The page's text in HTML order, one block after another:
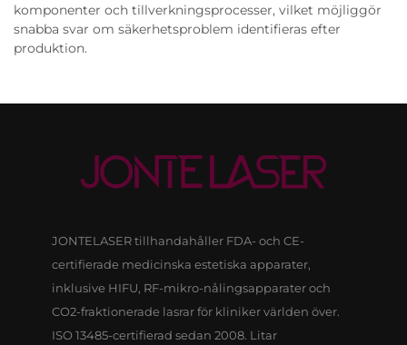
komponenter och tillverkningsprocesser, vilket möjliggör
snabba svar om säkerhetsproblem identifieras efter
produktion.
JONTELASER tillhandahåller FDA- och CE-
certifierade medicinska estetiska apparater,
inklusive HIFU, RF-mikro-nålingsapparater och
CO2-fraktionerade lasrar för kliniker världen över.
ISO 13485-certifierad sedan 2008. Litar